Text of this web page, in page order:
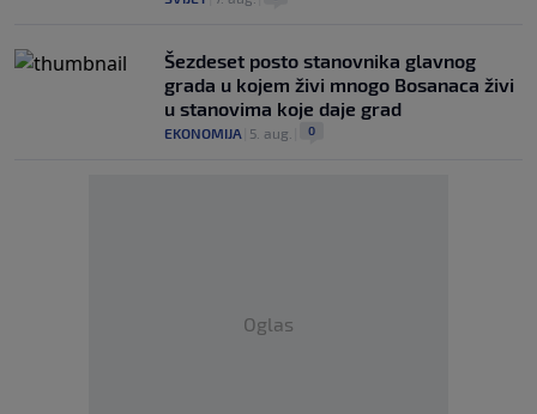
Šezdeset posto stanovnika glavnog
grada u kojem živi mnogo Bosanaca živi
u stanovima koje daje grad
EKONOMIJA 5. aug. 0
Oglas